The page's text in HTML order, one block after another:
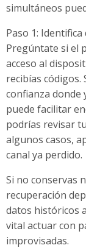
simultáneos
Paso 1:
Pregúntate si el
acceso al
recibías
confianza donde
puede facilitar
podrías revisar
algunos casos,
canal ya perdido.
Si no conservas
recuperación
datos históricos
vital actuar con
improvisadas.